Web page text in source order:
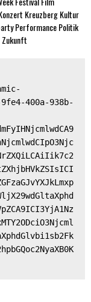
KreuzbergKultur
PerformancePolitik
Zukunft
400a-938b-